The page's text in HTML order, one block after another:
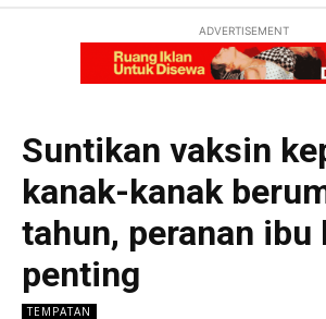
ADVERTISEMENT
Suntikan vaksin
kanak-kanak
tahun, peranan ibu
penting
TEMPATAN